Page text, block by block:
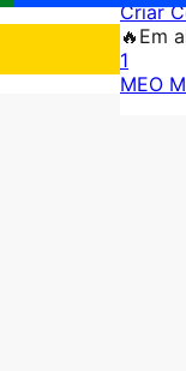
Criar
🔥 Em
1
MEO